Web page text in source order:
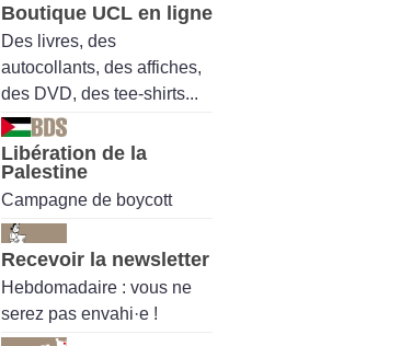
Boutique UCL en ligne
Des livres, des
autocollants, des affiches,
des DVD, des tee-shirts...
Libération de la
Palestine
Campagne de boycott
Recevoir la newsletter
Hebdomadaire : vous ne
serez pas envahi·e !